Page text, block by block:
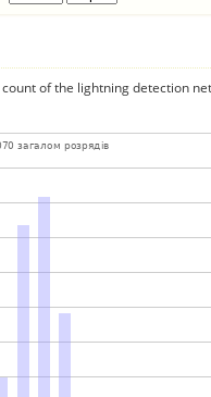
of the lightning detection